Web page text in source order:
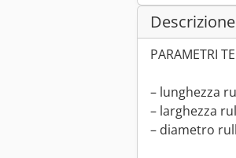
Descrizione
PARAMETRI
– lunghezza
– larghezza
– diametro